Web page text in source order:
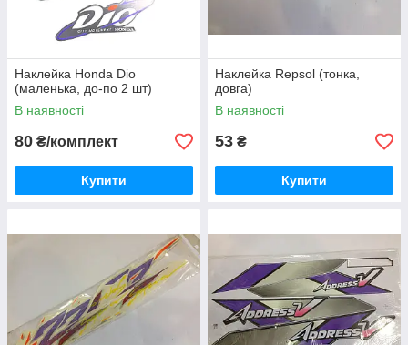
Наклейка Honda Dio
(маленька, до-по 2 шт)
В наявності
80 ₴/комплект
Купити
Наклейка Repsol (тонка,
довга)
В наявності
53 ₴
Купити